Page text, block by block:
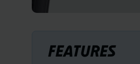
FEATURES